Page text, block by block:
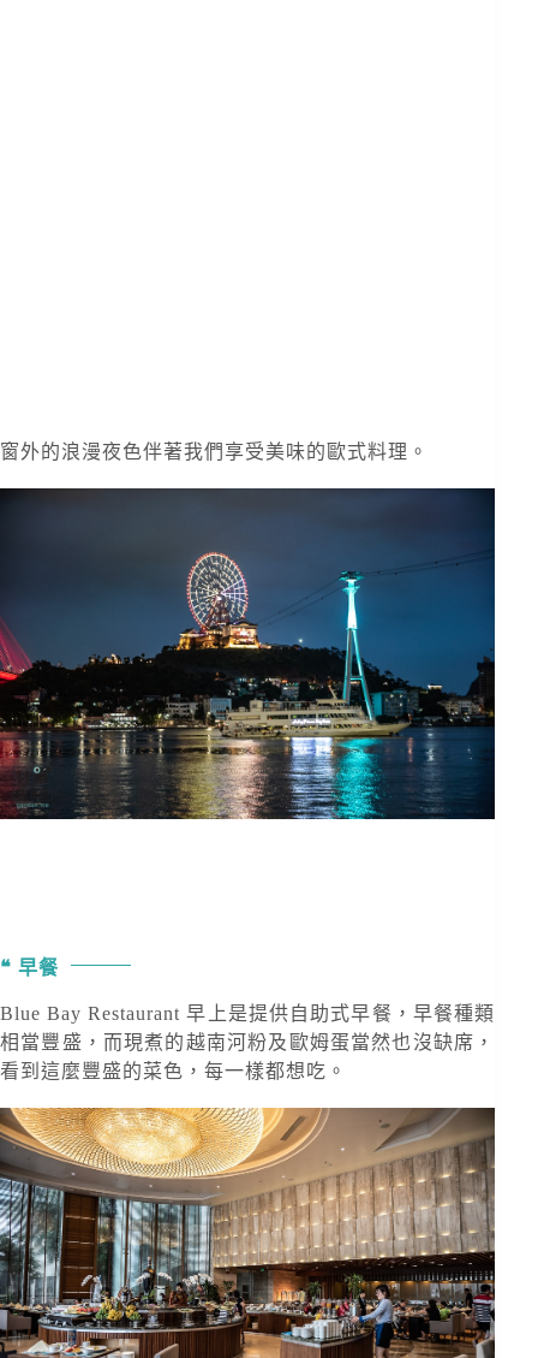
窗外的浪漫夜色伴著我們享受美味的歐式料理。
早餐
Blue Bay Restaurant 早上是提供自助式早餐，早餐種類
相當豐盛，而現煮的越南河粉及歐姆蛋當然也沒缺席，
看到這麼豐盛的菜色，每一樣都想吃。